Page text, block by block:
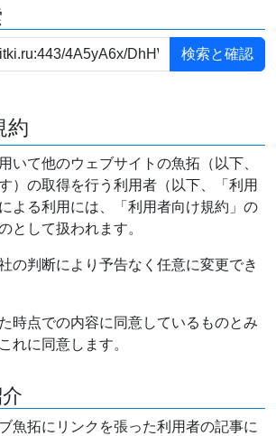
約
いて他のウェブサイトの魚拓（以下、
）の取得を行う利用者（以下、「利用
よる利用には、「利用者向け規約」の
として扱われます。
の判断により予告なく任意に変更でき
時点での内容に同意しているものとみ
れに同意します。
魚拓にリンクを張った利用者の記事に